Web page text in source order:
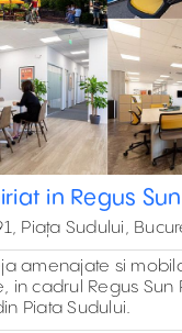
in Regus
Piața Sudului,
amenajate si
in cadrul Regus Sun
Piata Sudului.